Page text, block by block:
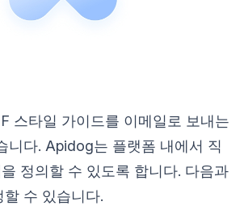
스타일 가이드를 이메일로 보내는
니다. Apidog는 플랫폼 내에서 직
을 정의할 수 있도록 합니다. 다음과
수 있습니다.